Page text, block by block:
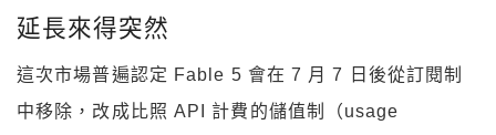
延長來得突然
這次市場普遍認定 Fable 5 會在 7 月 7 日後從訂閱制
中移除，改成比照 API 計費的儲值制（usage